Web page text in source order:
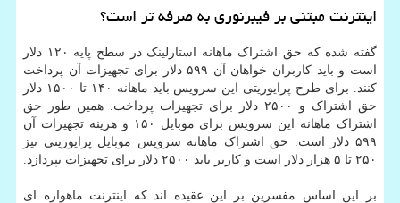
اینترنت مبتنی بر فیبرنوری به صرفه تر است؟
گفته شده که حق اشتراک ماهانه استارلینک در سطح پایه ۱۲۰ دلار
است و باید کاربران خواهان آن ۵۹۹ دلار برای تجهیزات آن پرداخت
کنند. برای طرح پرایوریتی این سرویس باید ماهانه ۱۴۰ تا ۱۵۰۰ دلار
حق اشتراک و ۲۵۰۰ دلار برای تجهیزات پرداخت. همین طور حق
اشتراک ماهانه این سرویس برای موبایل ۱۵۰ و هزینه تجهیزات آن
۵۹۹ دلار است. حق اشتراک ماهانه سرویس موبایل پرایوریتی نیز
۲۵۰ تا ۵ هزار دلار است و کاربر باید ۲۵۰۰ دلار برای تجهیزات بپردازد.
بر این اساس مفسرین بر این عقیده اند که اینترنت ماهواره ای